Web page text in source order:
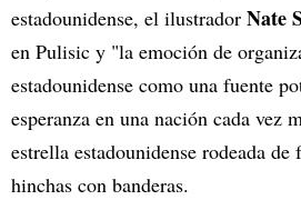
estadounidense, el ilustrador Nate
en Pulisic y "la emoción de
estadounidense como una fuente
esperanza en una nación cada vez
estrella estadounidense rodeada
hinchas con banderas.